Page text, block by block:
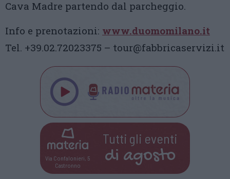
Cava Madre partendo dal parcheggio.
Info e prenotazioni: www.duomomilano.it
Tel. +39.02.72023375 – tour@fabbricaservizi.it
Via Confalonieri, 5
Castronno
Tutti gli eventi
di agosto